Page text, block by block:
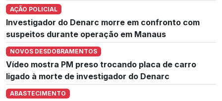
AÇÃO POLICIAL
Investigador do Denarc morre em confronto com
suspeitos durante operação em Manaus
NOVOS DESDOBRAMENTOS
Vídeo mostra PM preso trocando placa de carro
ligado à morte de investigador do Denarc
ABASTECIMENTO